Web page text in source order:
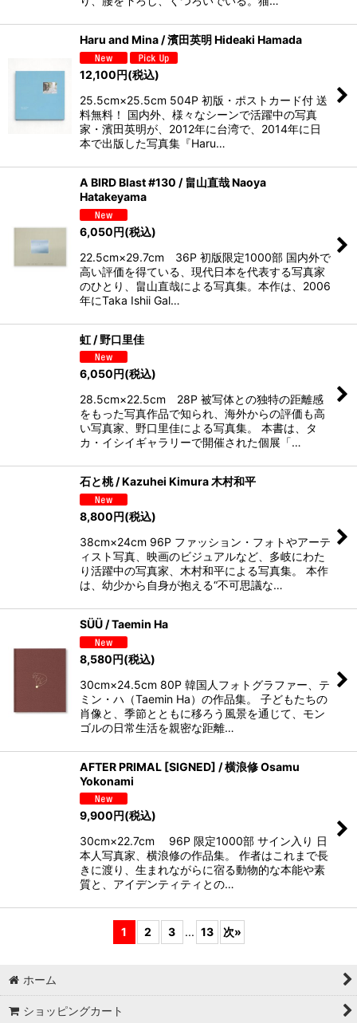
Haru and Mina / 濱田英明 Hideaki Hamada
12,100円(税込)
25.5cm×25.5cm 504P 初版・ポストカード付 送
料無料！ 国内外、様々なシーンで活躍中の写真
家・濱田英明が、2012年に台湾で、2014年に日
本で出版した写真集『Haru…
A BIRD Blast #130 / 畠山直哉 Naoya
Hatakeyama
6,050円(税込)
22.5cm×29.7cm 36P 初版限定1000部 国内外で
高い評価を得ている、現代日本を代表する写真家
のひとり、畠山直哉による写真集。本作は、2006
年にTaka Ishii Gal…
虹 / 野口里佳
6,050円(税込)
28.5cm×22.5cm 28P 被写体との独特の距離感
をもった写真作品で知られ、海外からの評価も高
い写真家、野口里佳による写真集。 本書は、タ
カ・イシイギャラリーで開催された個展「…
石と桃 / Kazuhei Kimura 木村和平
8,800円(税込)
38cm×24cm 96P ファッション・フォトやアーテ
ィスト写真、映画のビジュアルなど、多岐にわた
り活躍中の写真家、木村和平による写真集。 本作
は、幼少から自身が抱える“不可思議な…
SÜÜ / Taemin Ha
8,580円(税込)
30cm×24.5cm 80P 韓国人フォトグラファー、テ
ミン・ハ（Taemin Ha）の作品集。 子どもたちの
肖像と、季節とともに移ろう風景を通じて、モン
ゴルの日常生活を親密な距離…
AFTER PRIMAL [SIGNED] / 横浪修 Osamu
Yokonami
9,900円(税込)
30cm×22.7cm 96P 限定1000部 サイン入り 日
本人写真家、横浪修の作品集。 作者はこれまで長
きに渡り、生まれながらに宿る動物的な本能や素
質と、アイデンティティとの…
1 2 3 ... 13 次»
ホーム
ショッピングカート